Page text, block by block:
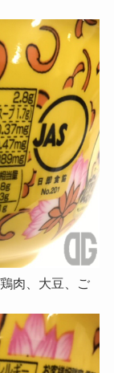
肉、大豆、ご